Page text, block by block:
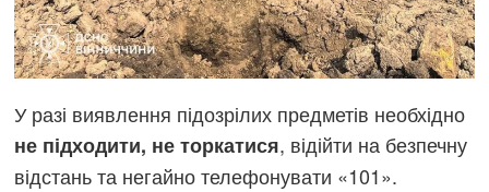
У разі виявлення підозрілих предметів необхідно
не підходити, не торкатися, відійти на безпечну
відстань та негайно телефонувати «101».